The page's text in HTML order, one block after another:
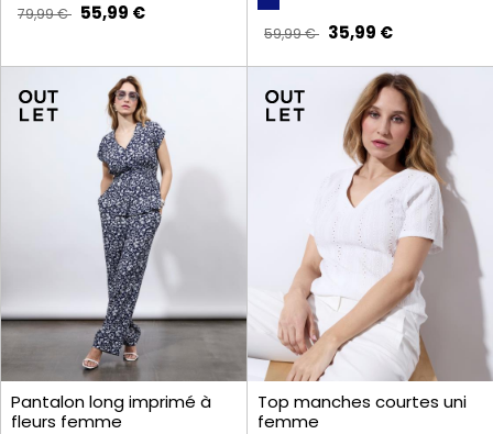
79,99 € 55,99 €
59,99 € 35,99 €
Pantalon long imprimé à
fleurs femme
Top manches courtes uni
femme